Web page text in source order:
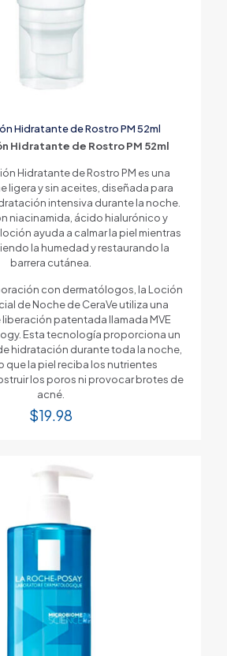
Hidratante de Rostro PM 52ml
Hidratante de Rostro PM 52ml
Hidratante de Rostro PM es una
ligera y sin aceites, diseñada para
intensiva durante la noche.
niacinamida, ácido hialurónico y
ayuda a calmar la piel mientras
la humedad y restaurando la
barrera cutánea.
con dermatólogos, la Loción
de Noche de CeraVe utiliza una
patentada llamada MVE
Esta tecnología proporciona un
hidratación durante toda la noche,
que la piel reciba los nutrientes
los poros ni provocar brotes de
acné.
$19.98